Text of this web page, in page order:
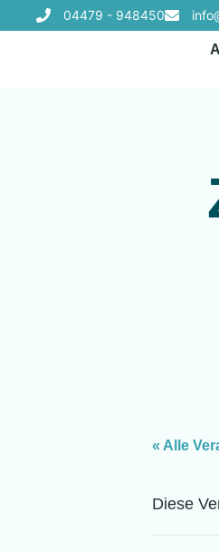
springen
04479 - 948450
« Alle
Diese